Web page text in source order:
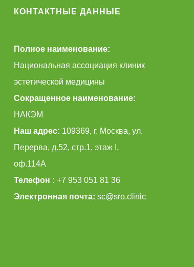
КОНТАКТНЫЕ ДАННЫЕ
Полное наименование:
Национальная ассоциация клиник
эстетической медицины
Сокращенное наименование:
НАКЭМ
Наш адрес: 109369, г. Москва, ул.
Перерва, д.52, стр.1, этаж I,
оф.114А
Телефон : +7 953 051 81 36
Электронная почта: sc@sro.clinic